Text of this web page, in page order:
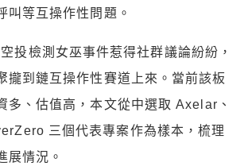
叫等互操作性問題。
投檢測女巫事件惹得社群議論紛紛，
攏到鏈互操作性賽道上來。當前該板
多、估值高，本文從中選取 Axelar、
三個代表專案作為樣本，梳理
展情況。